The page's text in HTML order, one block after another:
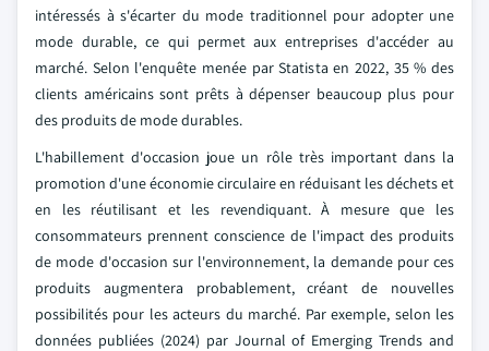
intéressés à s'écarter du mode traditionnel pour adopter une
mode durable, ce qui permet aux entreprises d'accéder au
marché. Selon l'enquête menée par Statista en 2022, 35 % des
clients américains sont prêts à dépenser beaucoup plus pour
des produits de mode durables.
L'habillement d'occasion joue un rôle très important dans la
promotion d'une économie circulaire en réduisant les déchets et
en les réutilisant et les revendiquant. À mesure que les
consommateurs prennent conscience de l'impact des produits
de mode d'occasion sur l'environnement, la demande pour ces
produits augmentera probablement, créant de nouvelles
possibilités pour les acteurs du marché. Par exemple, selon les
données publiées (2024) par Journal of Emerging Trends and